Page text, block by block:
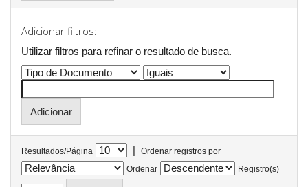
Adicionar filtros:
Utilizar filtros para refinar o resultado de busca.
Resultados/Página |
Ordenar registros por
Ordenar
Registro(s)